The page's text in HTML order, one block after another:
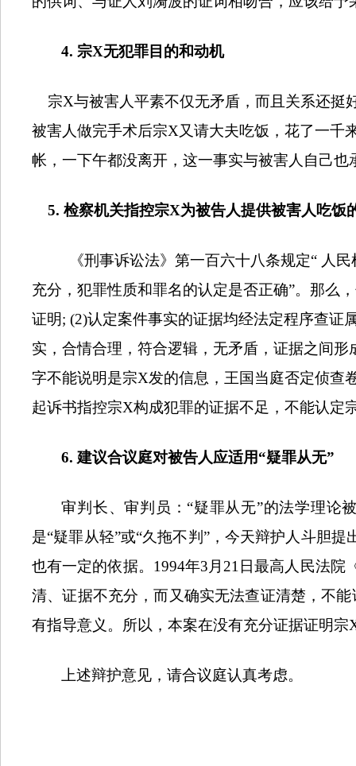
4. 宗X无犯罪目的和动机
宗X与被害人平素不仅无矛盾，而且关系还挺
被害人做完手术后宗X又请大夫吃饭，花了一千
帐，一下午都没离开，这一事实与被害人自己也
5. 检察机关指控宗X为被告人提供被害人吃饭
《刑事诉讼法》第一百六十八条规定“ 人
充分，犯罪性质和罪名的认定是否正确”。那么，
证明; (2)认定案件事实的证据均经法定程序查证
实，合情合理，符合逻辑，无矛盾，证据之间形
字不能说明是宗X发的信息，王国当庭否定侦查
起诉书指控宗X构成犯罪的证据不足，不能认定
6.建议合议庭对被告人应适用“疑罪从无”
审判长、审判员：“疑罪从无”的法学理论
是“疑罪从轻”或“久拖不判”，今天辩护人斗胆
也有一定的依据。 1994年3 月 21 日最高人民法院
清、证据不充分，而又确实无法查证清楚，不
有指导意义。所以，本案在没有充分证据证明宗
上述辩护意见，请合议庭认真考虑。